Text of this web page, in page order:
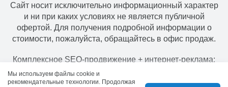
Сайт носит исключительно информационный характер
и ни при каких условиях не является публичной
офертой. Для получения подробной информации о
стоимости, пожалуйста, обращайтесь в офис продаж.
Комплексное SEO-продвижение + интернет-реклама:
Всеволод Козлов
Мы используем файлы cookie и
рекомендательные технологии. Продолжая